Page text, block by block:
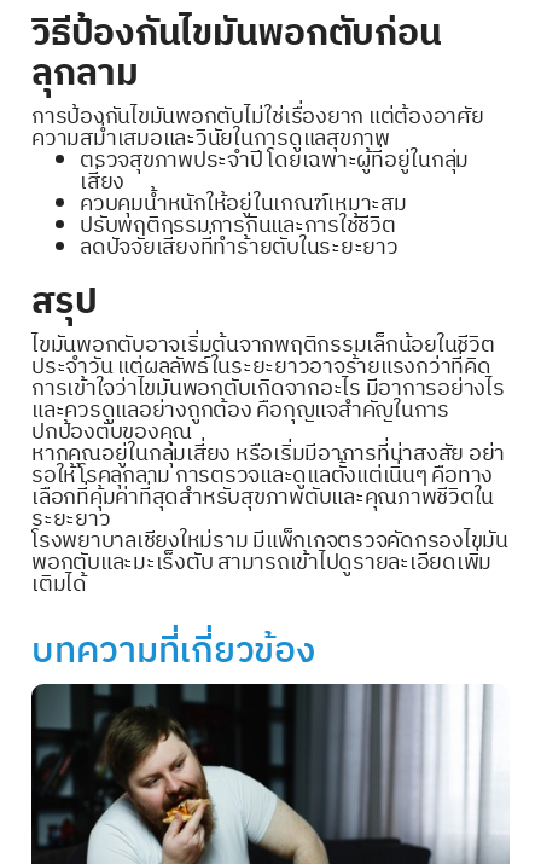
วิธีป้องกันไขมันพอกตับก่อน
ลุกลาม
การป้องกันไขมันพอกตับไม่ใช่เรื่องยาก แต่ต้องอาศัย
ความสม่ำเสมอและวินัยในการดูแลสุขภาพ
ตรวจสุขภาพประจำปี โดยเฉพาะผู้ที่อยู่ในกลุ่ม
เสี่ยง
ควบคุมน้ำหนักให้อยู่ในเกณฑ์เหมาะสม
ปรับพฤติกรรมการกินและการใช้ชีวิต
ลดปัจจัยเสี่ยงที่ทำร้ายตับในระยะยาว
สรุป
ไขมันพอกตับอาจเริ่มต้นจากพฤติกรรมเล็กน้อยในชีวิต
ประจำวัน แต่ผลลัพธ์ในระยะยาวอาจร้ายแรงกว่าที่คิด
การเข้าใจว่าไขมันพอกตับเกิดจากอะไร มีอาการอย่างไร
และควรดูแลอย่างถูกต้อง คือกุญแจสำคัญในการ
ปกป้องตับของคุณ
หากคุณอยู่ในกลุ่มเสี่ยง หรือเริ่มมีอาการที่น่าสงสัย อย่า
รอให้โรคลุกลาม การตรวจและดูแลตั้งแต่เนิ่นๆ คือทาง
เลือกที่คุ้มค่าที่สุดสำหรับสุขภาพตับและคุณภาพชีวิตใน
ระยะยาว
โรงพยาบาลเชียงใหม่รามมีแพ็กเกจตรวจคัดกรองไขมัน
พอกตับและมะเร็งตับสามารถเข้าไปดูรายละเอียดเพิ่ม
เติมได้
บทความที่เกี่ยวข้อง